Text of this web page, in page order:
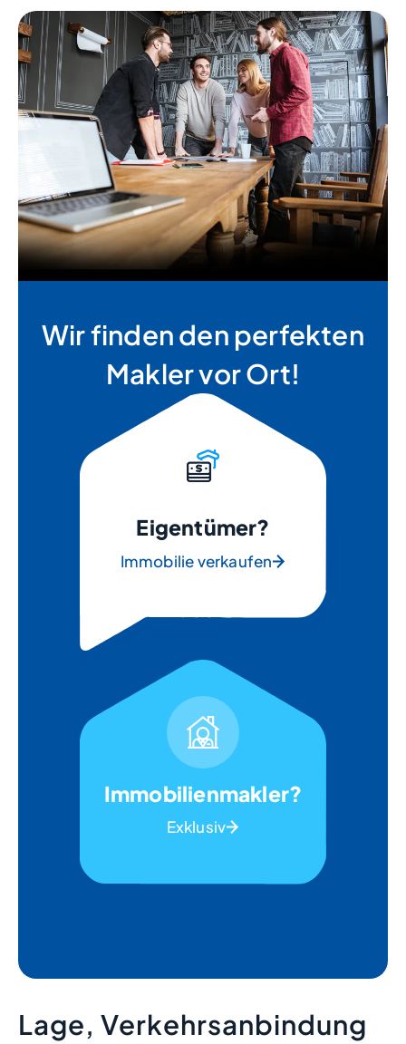
Wir finden den perfekten
Makler vor Ort!
Eigentümer?
Immobilie verkaufen
Immobilienmakler?
Exklusiv
Lage, Verkehrsanbindung